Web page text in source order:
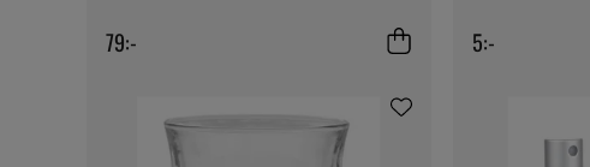
79:- 5:-